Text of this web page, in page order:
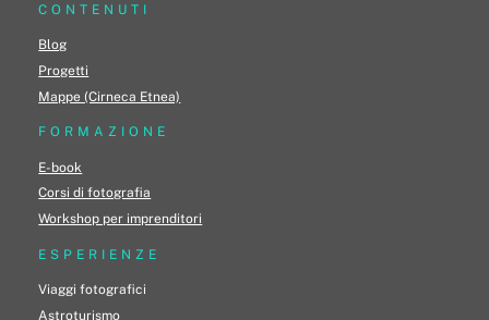
CONTENUTI
Blog
Progetti
Mappe (Cirneca Etnea)
FORMAZIONE
E-book
Corsi di fotografia
Workshop per imprenditori
ESPERIENZE
Viaggi fotografici
Astroturismo